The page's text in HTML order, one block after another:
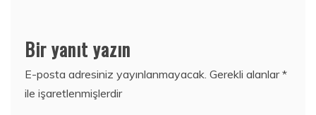
Bir yanıt yazın
E-posta adresiniz yayınlanmayacak. Gerekli alanlar*
ile işaretlenmişlerdir